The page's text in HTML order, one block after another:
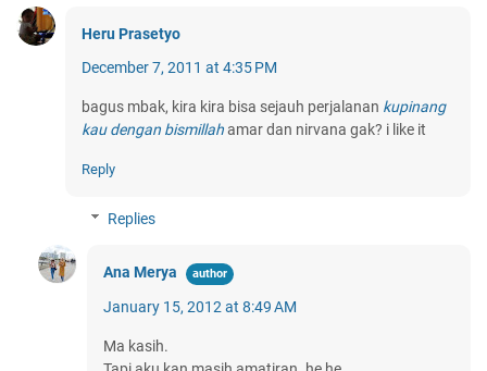
Heru Prasetyo
December 7, 2011 at 4:35 PM
bagus mbak, kira kira bisa sejauh perjalanan kupinang
kau dengan bismillahamar dan nirvana gak? i like it
Reply
Replies
Ana Merya
January 15, 2012 at 8:49 AM
Ma kasih.